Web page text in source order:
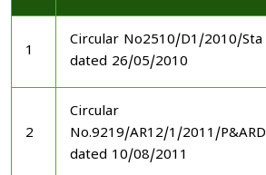
1
Circular No2510/D1/2010/Sta
dated 26/05/2010
2
Circular
No.9219/AR12/1/2011/P&ARD
dated 10/08/2011